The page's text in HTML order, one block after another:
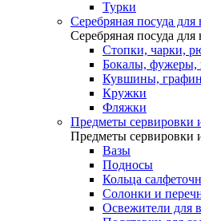
Турки
Серебряная посуда
Серебряная посуда
Стопки, чарки,
Бокалы, фужеры,
Кувшины,
Кружки
Фляжки
Предметы сервировки
Предметы сервировки
Вазы
Подносы
Кольца
Солонки и
Освежители для